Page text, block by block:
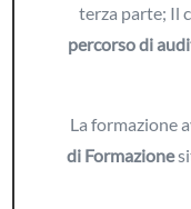
terza parte; Il
percorso di
La formazione
di Formazione